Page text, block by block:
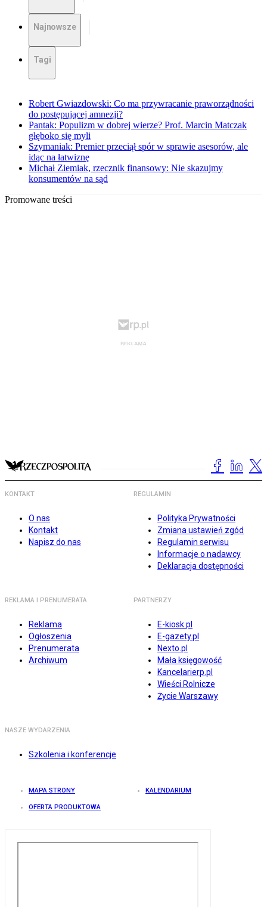
Najnowsze
Tagi
Robert Gwiazdowski: Co ma przywracanie praworządności
do postępującej amnezji?
Pantak: Populizm w dobrej wierze? Prof. Marcin Matczak
głęboko się myli
Szymaniak: Premier przeciął spór w sprawie asesorów, ale
idąc na łatwiznę
Michał Ziemiak, rzecznik finansowy: Nie skazujmy
konsumentów na sąd
Promowane treści
KONTAKT
O nas
Kontakt
Napisz do nas
REGULAMIN
Polityka Prywatności
Zmiana ustawień zgód
Regulamin serwisu
Informacje o nadawcy
Deklaracja dostępności
REKLAMA I PRENUMERATA
Reklama
Ogłoszenia
Prenumerata
Archiwum
PARTNERZY
E-kiosk.pl
E-gazety.pl
Nexto.pl
Mała księgowość
Kancelarierp.pl
Wieści Rolnicze
Życie Warszawy
NASZE WYDARZENIA
Szkolenia i konferencje
MAPA STRONY KALENDARIUM
OFERTA PRODUKTOWA